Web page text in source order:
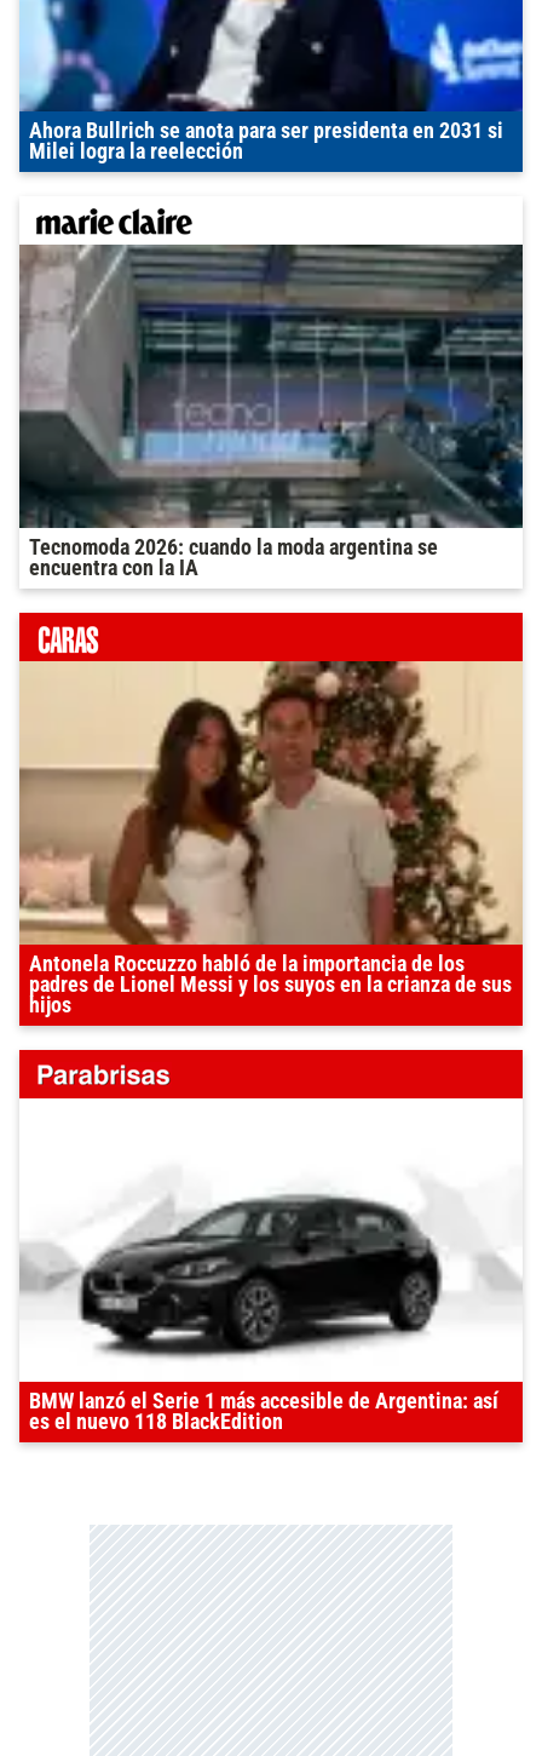
Ahora Bullrich se anota para ser presidenta en 2031 si
Milei logra la reelección
Tecnomoda 2026: cuando la moda argentina se
encuentra con la IA
Antonela Roccuzzo habló de la importancia de los
padres de Lionel Messi y los suyos en la crianza de sus
hijos
BMW lanzó el Serie 1 más accesible de Argentina: así
es el nuevo 118 BlackEdition